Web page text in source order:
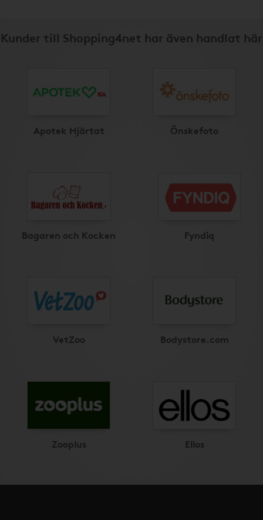
Kunder till Shopping4net har även handlat här
Apotek Hjärtat Önskefoto
Bagaren och Kocken Fyndiq
VetZoo Bodystore.com
Zooplus Ellos